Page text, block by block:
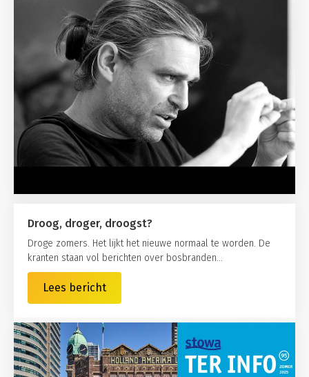
Droog, droger, droogst?
Droge zomers. Het lijkt het nieuwe normaal te worden. De
kranten staan vol berichten over bosbranden...
Lees bericht